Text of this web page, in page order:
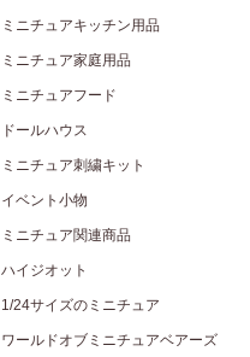
ミニチュアキッチン用品
ミニチュア家庭用品
ミニチュアフード
ドールハウス
ミニチュア刺繍キット
イベント小物
ミニチュア関連商品
ハイジオット
1/24サイズのミニチュア
ワールドオブミニチュアベアーズ